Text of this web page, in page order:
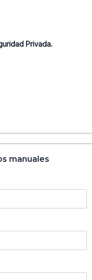
Privada.
manuales